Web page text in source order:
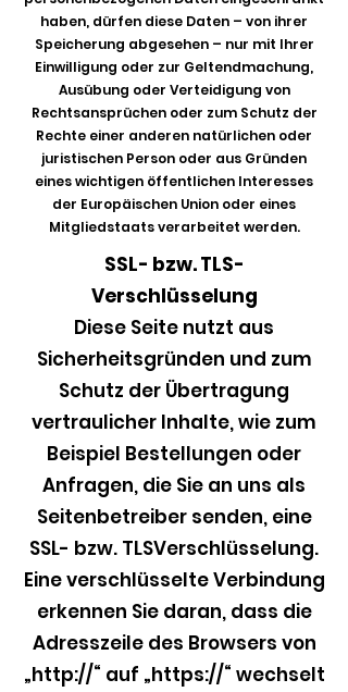
haben, dürfen diese Daten – von ihrer
Speicherung abgesehen – nur mit Ihrer
Einwilligung oder zur Geltendmachung,
Ausübung oder Verteidigung von
Rechtsansprüchen oder zum Schutz der
Rechte einer anderen natürlichen oder
juristischen Person oder aus Gründen
eines wichtigen öffentlichen Interesses
der Europäischen Union oder eines
Mitgliedstaats verarbeitet werden.
SSL- bzw. TLS-
Verschlüsselung
Diese Seite nutzt aus
Sicherheitsgründen und zum
Schutz der Übertragung
vertraulicher Inhalte, wie zum
Beispiel Bestellungen oder
Anfragen, die Sie an uns als
Seitenbetreiber senden, eine
SSL- bzw. TLSVerschlüsselung.
Eine verschlüsselte Verbindung
erkennen Sie daran, dass die
Adresszeile des Browsers von
„http://“ auf „https://“ wechselt